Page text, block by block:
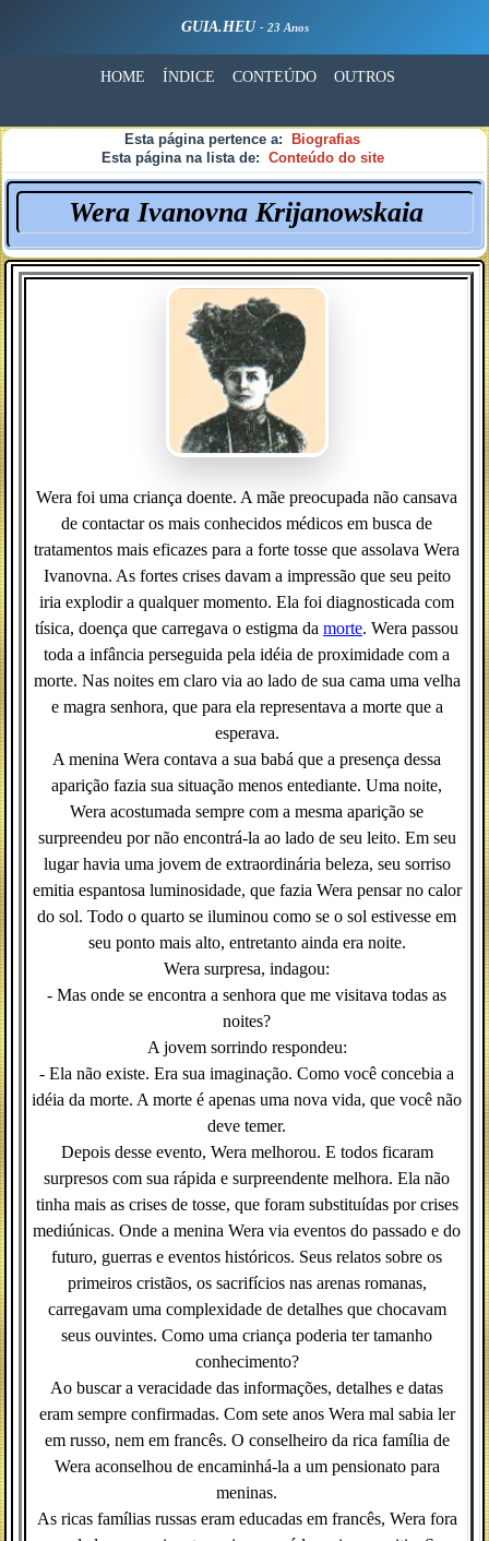
GUIA.HEU - 23 Anos
HOME ÍNDICE CONTEÚDO OUTROS
Esta página pertence a:
Biografias
Esta página na lista de: Conteúdo do site
WeraIvanovna Krijanowskaia
Wera foi uma criança doente. A mãe preocupada não cansava
de contactar os mais conhecidos médicos em busca de
tratamentos mais eficazes para a forte tosse que assolava Wera
Ivanovna. As fortes crises davam a impressão que seu peito
iria explodir a qualquer momento. Ela foi diagnosticada com
tísica, doença que carregava o estigma da morte. Wera passou
toda a infância perseguida pela idéia de proximidade com a
morte. Nas noites em claro via ao lado de sua cama uma velha
e magra senhora, que para ela representava a morte que a
esperava.
A menina Wera contava a sua babá que a presença dessa
aparição fazia sua situação menos entediante. Uma noite,
Wera acostumada sempre com a mesma aparição se
surpreendeu por não encontrá-la ao lado de seu leito. Em seu
lugar havia uma jovem de extraordinária beleza, seu sorriso
emitia espantosa luminosidade, que fazia Wera pensar no calor
do sol. Todo o quarto se iluminou como se o sol estivesse em
seu ponto mais alto, entretanto ainda era noite.
Wera surpresa, indagou:
- Mas onde se encontra a senhora que me visitava todas as
noites?
A jovem sorrindo respondeu:
- Ela não existe. Era sua imaginação. Como você concebia a
idéia da morte. A morte é apenas uma nova vida, que você não
deve temer.
Depois desse evento, Wera melhorou. E todos ficaram
surpresos com sua rápida e surpreendente melhora. Ela não
tinha mais as crises de tosse, que foram substituídas por crises
mediúnicas. Onde a menina Wera via eventos do passado e do
futuro, guerras e eventos históricos. Seus relatos sobre os
primeiros cristãos, os sacrifícios nas arenas romanas,
carregavam uma complexidade de detalhes que chocavam
seus ouvintes. Como uma criança poderia ter tamanho
conhecimento?
Ao buscar a veracidade das informações, detalhes e datas
eram sempre confirmadas. Com sete anos Wera mal sabia ler
em russo, nem em francês. O conselheiro da rica família de
Wera aconselhou de encaminhá-la a um pensionato para
meninas.
As ricas famílias russas eram educadas em francês, Wera fora